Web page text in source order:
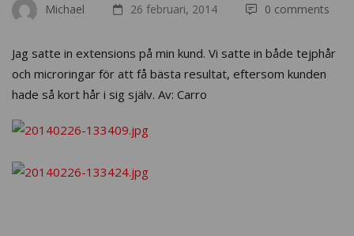
Michael 26 februari, 2014 0 comments
Jag satte in extensions på min kund. Vi satte in både tejphår
och microringar för att få bästa resultat, eftersom kunden
hade så kort hår i sig själv. Av: Carro